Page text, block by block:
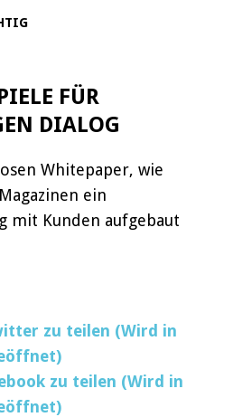
FÜR
DIALOG
Whitepaper, wie
ein
mit Kunden aufgebaut
zu teilen (Wird in
zu teilen (Wird in